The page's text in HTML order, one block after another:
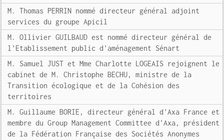
M. Thomas PERRIN nommé directeur général adjoint
services du groupe Apicil
M. Ollivier GUILBAUD est nommé directeur général de
l'Etablissement public d'aménagement Sénart
M. Samuel JUST et Mme Charlotte LOGEAIS rejoignent le
cabinet de M. Christophe BECHU, ministre de la
Transition écologique et de la Cohésion des
territoires
M. Guillaume BORIE, directeur général d'Axa France et
membre du Group Management Committee d'Axa, président
de la Fédération Française des Sociétés Anonymes